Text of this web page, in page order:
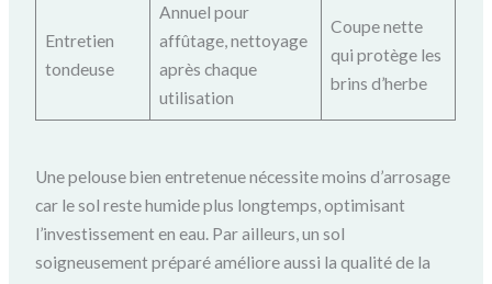
Entretien
tondeuse
Annuel pour
affûtage, nettoyage
après chaque
utilisation
Coupe nette
qui protège les
brins d’herbe
Une pelouse bien entretenue nécessite moins d’arrosage
car le sol reste humide plus longtemps, optimisant
l’investissement en eau. Par ailleurs, un sol
soigneusement préparé améliore aussi la qualité de la